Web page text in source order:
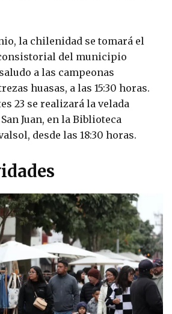
la chilenidad se tomará el
del municipio
a las campeonas
huasas, a las 15:30 horas.
23 se realizará la velada
Juan, en la Biblioteca
desde las 18:30 horas.